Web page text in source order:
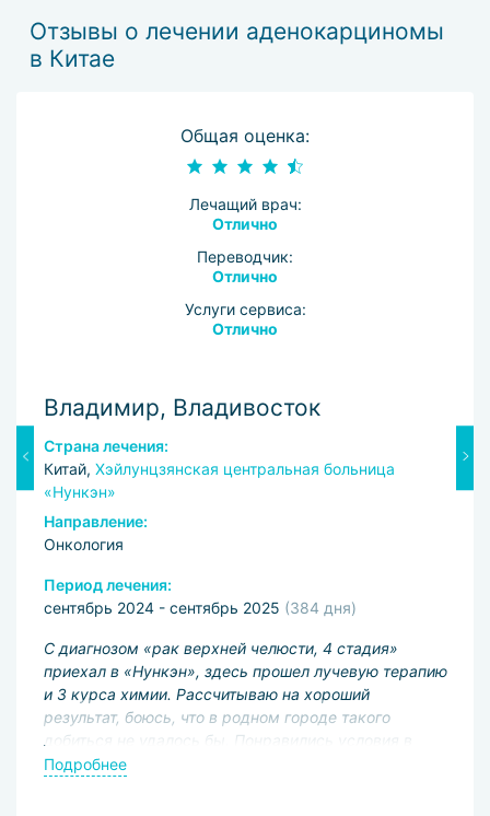
Отзывы о лечении аденокарциномы
в Китае
Общая оценка:
Лечащий врач:
Отлично
Переводчик:
Отлично
Услуги сервиса:
Отлично
Владимир, Владивосток
Страна лечения:
Китай, Хэйлунцзянская центральная больница
«Нункэн»
Направление:
Онкология
Период лечения:
сентябрь 2024 - сентябрь 2025 (384 дня)
С диагнозом «рак верхней челюсти, 4 стадия»
приехал в «Нункэн», здесь прошел лучевую терапию
и 3 курса химии. Рассчитываю на хороший
результат, боюсь, что в родном городе такого
добиться не удалось бы. Понравились условия в
больнице и хорошее отношение врачей.
Подробнее